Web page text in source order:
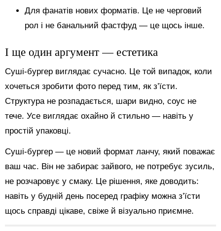
Для фанатів нових форматів. Це не черговий
рол і не банальний фастфуд — це щось інше.
І ще один аргумент — естетика
Суші-бургер виглядає сучасно. Це той випадок, коли
хочеться зробити фото перед тим, як з’їсти.
Структура не розпадається, шари видно, соус не
тече. Усе виглядає охайно й стильно — навіть у
простій упаковці.
Суші-бургер — це новий формат ланчу, який поважає
ваш час. Він не забирає зайвого, не потребує зусиль,
не розчаровує у смаку. Це рішення, яке доводить:
навіть у будній день посеред графіку можна з’їсти
щось справді цікаве, свіже й візуально приємне.